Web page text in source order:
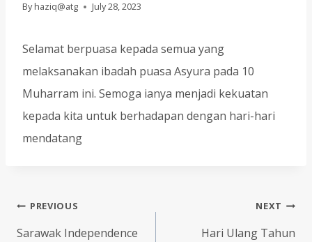
By haziq@atg July 28, 2023
Selamat berpuasa kepada semua yang
melaksanakan ibadah puasa Asyura pada 10
Muharram ini. Semoga ianya menjadi kekuatan
kepada kita untuk berhadapan dengan hari-hari
mendatang
Post
navigation
PREVIOUS
Sarawak Independence
NEXT
Hari Ulang Tahun